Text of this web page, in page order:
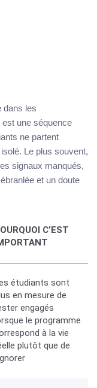
dans les
une séquence
ne partent
Le plus souvent,
signaux manqués,
et un doute
C’EST
étudiants sont
en mesure de
engagés
le programme
à la vie
plutôt que de